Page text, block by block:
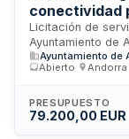
segura,
vida útil.
conectividad
del
Licitación de
Ayuntamiento de
telefonía fija,
servicios se
servicios
comunicaciones
Ayuntamiento de
Abierto
Andorra
PRESUPUESTO
79.200,00 EUR